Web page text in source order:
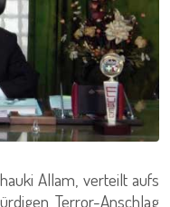
Allam, verteilt aufs
Terror-Anschlag